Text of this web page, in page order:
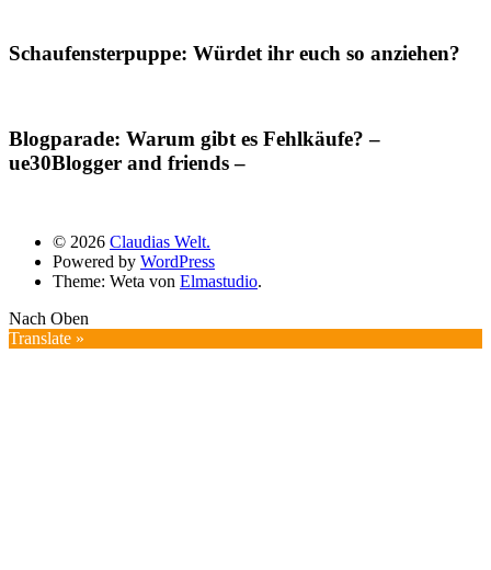
Schaufensterpuppe: Würdet ihr euch so anziehen?
Blogparade: Warum gibt es Fehlkäufe? –
ue30Blogger and friends –
© 2026 Claudias Welt.
Powered by WordPress
Theme: Weta von Elmastudio.
Nach Oben
Translate »